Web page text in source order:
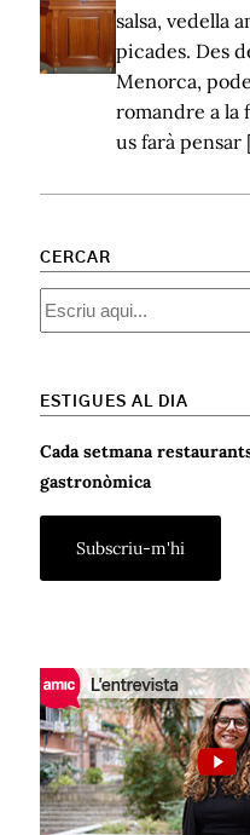
salsa, vedella
picades. Des
Menorca,
romandre a la
us farà
CERCAR
Cercar
ESTIGUES AL DIA
Cada setmana
gastronòmica